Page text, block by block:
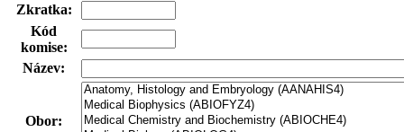
Zkratka:
Kód
komise:
Název:
Obor: